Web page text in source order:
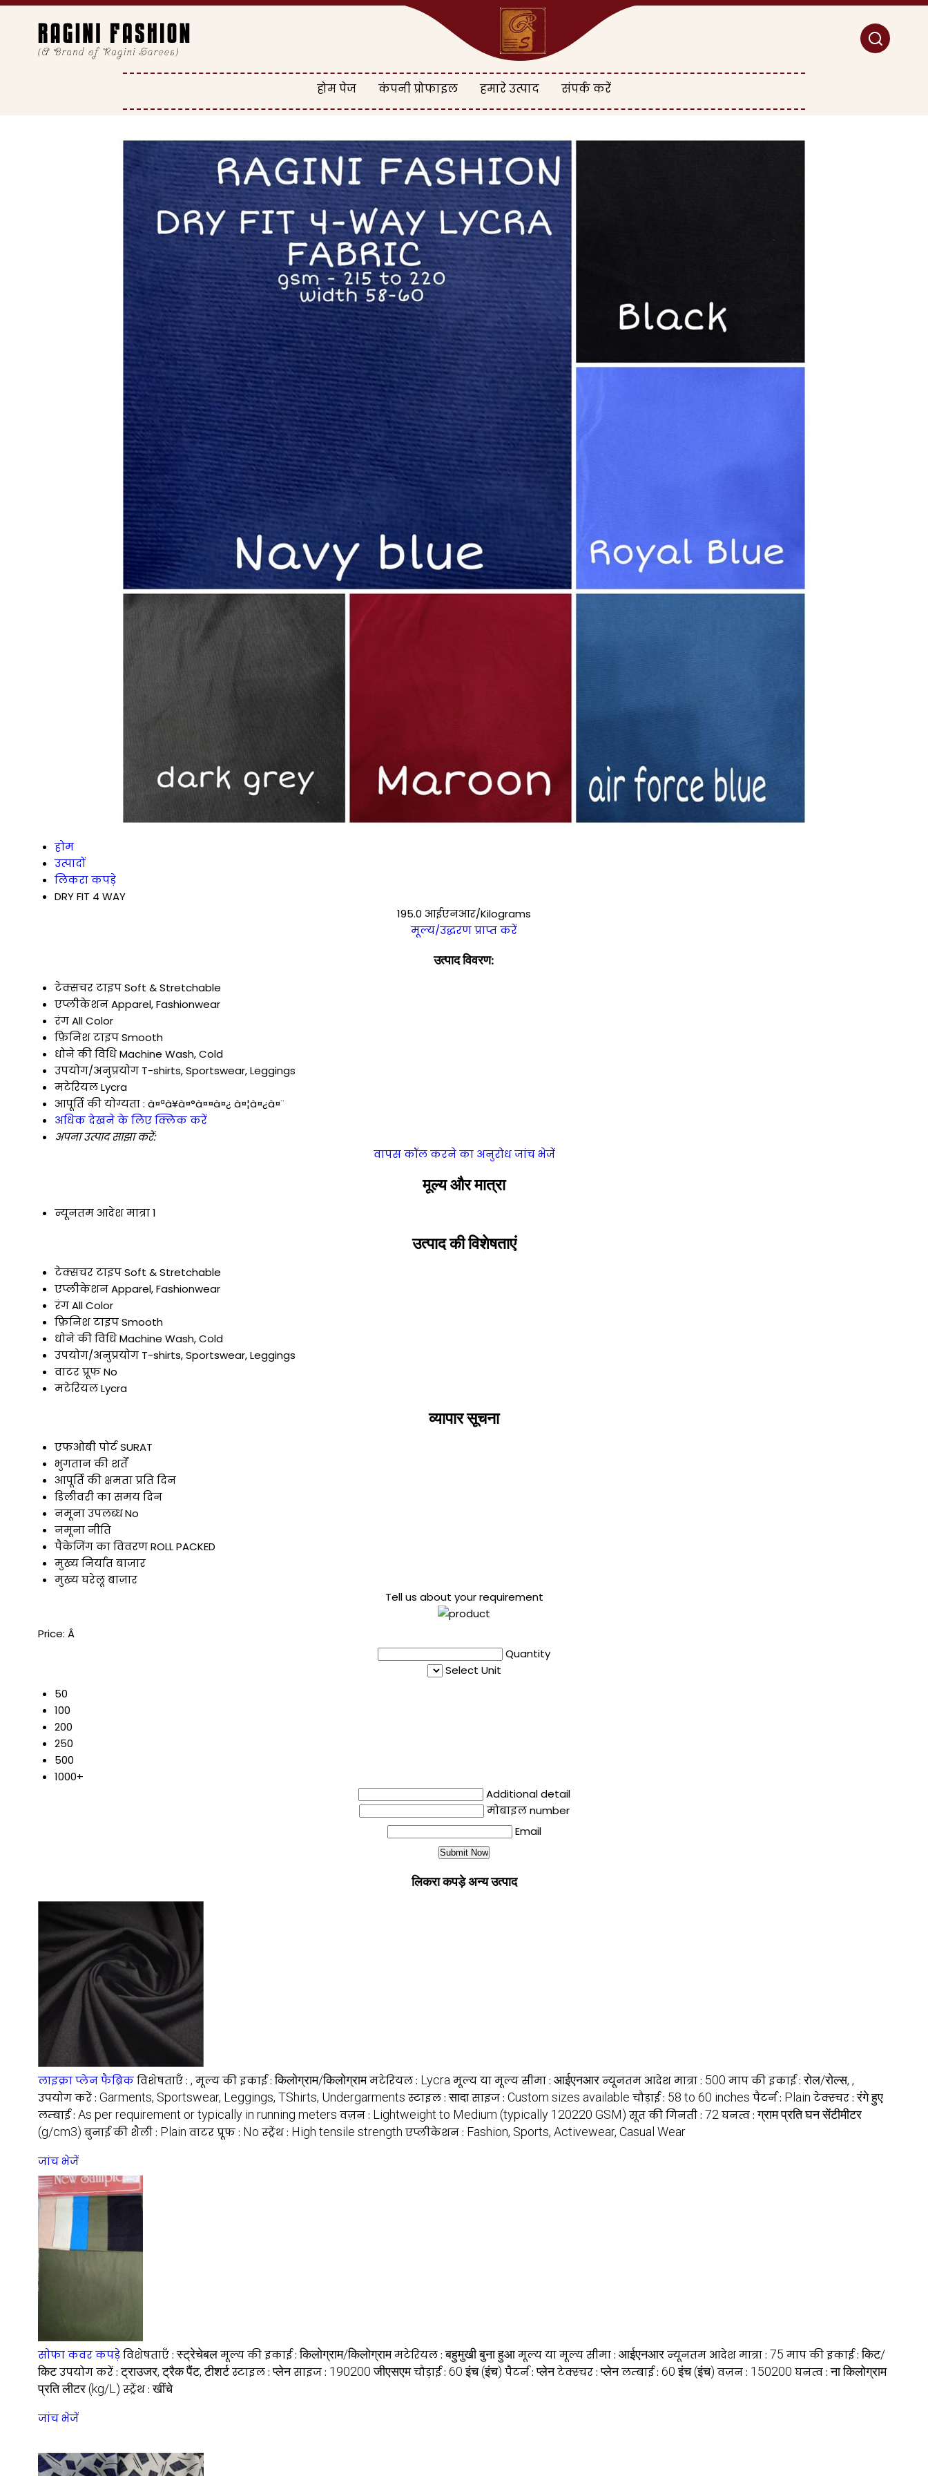
होम पेज कंपनी प्रोफाइल हमारे उत्पाद संपर्क करें
होम
उत्पादों
लिकरा कपड़े
DRY FIT 4 WAY
195.0 आईएनआर/Kilograms
मूल्य/उद्धरण प्राप्त करें
उत्पाद विवरण:
टेक्सचर टाइपSoft & Stretchable
एप्लीकेशनApparel, Fashionwear
रंगAll Color
फ़िनिश टाइपSmooth
धोने की विधिMachine Wash, Cold
उपयोग/अनुप्रयोग T-shirts, Sportswear, Leggings
मटेरियलLycra
आपूर्ति की योग्यता : à¤ªà¥à¤°à¤¤à¤¿ à¤¦à¤¿à¤¨
अधिक देखने के लिए क्लिक करें
अपना उत्पाद साझा करें:
वापस कॉल करने का अनुरोध जांच भेजें
मूल्य और मात्रा
न्यूनतम आदेश मात्रा1
उत्पाद की विशेषताएं
टेक्सचर टाइपSoft & Stretchable
एप्लीकेशनApparel, Fashionwear
रंगAll Color
फ़िनिश टाइपSmooth
धोने की विधिMachine Wash, Cold
उपयोग/अनुप्रयोग T-shirts, Sportswear, Leggings
वाटर प्रूफNo
मटेरियलLycra
व्यापार सूचना
एफओबी पोर्टSURAT
भुगतान की शर्तें
आपूर्ति की क्षमताप्रति दिन
डिलीवरी का समयदिन
नमूना उपलब्धNo
नमूना नीति
पैकेजिंग का विवरणROLL PACKED
मुख्य निर्यात बाजार
मुख्य घरेलू बाज़ार
Tell us about your requirement
Price: Â
Quantity
Select Unit
50
100
200
250
500
1000+
Additional detail
मोबाइल number
Email
लिकरा कपड़े अन्य उत्पाद
लाइक्रा प्लेन फैब्रिकविशेषताएँ : , मूल्य की इकाई :किलोग्राम/किलोग्राममटेरियल : Lycraमूल्य या मूल्य सीमा : आईएनआरन्यूनतम आदेश मात्रा : 500 माप की इकाई :रोल/रोल्स, ,
उपयोग करें : Garments, Sportswear, Leggings, TShirts, Undergarments स्टाइल :सादासाइज : Custom sizes available चौड़ाई : 58 to 60 inches पैटर्न : Plain टेक्स्चर :रंगे हुए
लम्बाई : As per requirement or typically in running meters वज़न : Lightweight to Medium (typically 120220 GSM) सूत की गिनती : 72घनत्व :ग्राम प्रति घन सेंटीमीटर
(g/cm3) बुनाई की शैली : Plain वाटर प्रूफ : No स्ट्रेंथ : High tensile strength एप्लीकेशन : Fashion, Sports, Activewear, Casual Wear
जांच भेजें
सोफा कवर कपड़ेविशेषताएँ :स्ट्रेचेबलमूल्य की इकाई :किलोग्राम/किलोग्राममटेरियल :बहुमुखी बुना हुआमूल्य या मूल्य सीमा : आईएनआरन्यूनतम आदेश मात्रा : 75 माप की इकाई :किट/
किटउपयोग करें :ट्राउजर, ट्रैक पैंट, टीशर्टस्टाइल :प्लेनसाइज : 190200 जीएसएमचौड़ाई : 60 इंच (इंच) पैटर्न :प्लेनटेक्स्चर :प्लेनलम्बाई : 60 इंच (इंच) वज़न : 150200 घनत्व :ना किलोग्राम
प्रति लीटर (kg/L) स्ट्रेंथ :खींचे
जांच भेजें